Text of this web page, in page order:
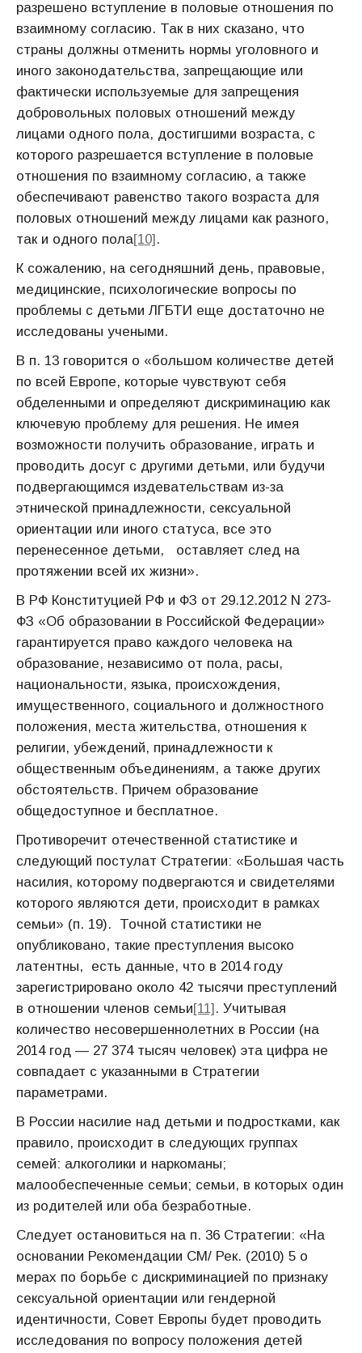
разрешено вступление в половые отношения по
взаимному согласию. Так в них сказано, что
страны должны отменить нормы уголовного и
иного законодательства, запрещающие или
фактически используемые для запрещения
добровольных половых отношений между
лицами одного пола, достигшими возраста, с
которого разрешается вступление в половые
отношения по взаимному согласию, а также
обеспечивают равенство такого возраста для
половых отношений между лицами как разного,
так и одного пола[10].
К сожалению, на сегодняшний день, правовые,
медицинские, психологические вопросы по
проблемы с детьми ЛГБТИ еще достаточно не
исследованы учеными.
В п. 13 говорится о «большом количестве детей
по всей Европе, которые чувствуют себя
обделенными и определяют дискриминацию как
ключевую проблему для решения. Не имея
возможности получить образование, играть и
проводить досуг с другими детьми, или будучи
подвергающимся издевательствам из-за
этнической принадлежности, сексуальной
ориентации или иного статуса, все это
перенесенное детьми, оставляет след на
протяжении всей их жизни».
В РФ Конституцией РФ и ФЗ от 29.12.2012 N 273-
ФЗ «Об образовании в Российской Федерации»
гарантируется право каждого человека на
образование, независимо от пола, расы,
национальности, языка, происхождения,
имущественного, социального и должностного
положения, места жительства, отношения к
религии, убеждений, принадлежности к
общественным объединениям, а также других
обстоятельств. Причем образование
общедоступное и бесплатное.
Противоречит отечественной статистике и
следующий постулат Стратегии: «Большая часть
насилия, которому подвергаются и свидетелями
которого являются дети, происходит в рамках
семьи» (п. 19). Точной статистики не
опубликовано, такие преступления высоко
латентны, есть данные, что в 2014 году
зарегистрировано около 42 тысячи преступлений
в отношении членов семьи[11]. Учитывая
количество несовершеннолетних в России (на
2014 год — 27 374 тысяч человек) эта цифра не
совпадает с указанными в Стратегии
параметрами.
В России насилие над детьми и подростками, как
правило, происходит в следующих группах
семей: алкоголики и наркоманы;
малообеспеченные семьи; семьи, в которых один
из родителей или оба безработные.
Следует остановиться на п. 36 Стратегии: «На
основании Рекомендации CM/ Рек. (2010) 5 о
мерах по борьбе с дискриминацией по признаку
сексуальной ориентации или гендерной
идентичности, Совет Европы будет проводить
исследования по вопросу положения детей